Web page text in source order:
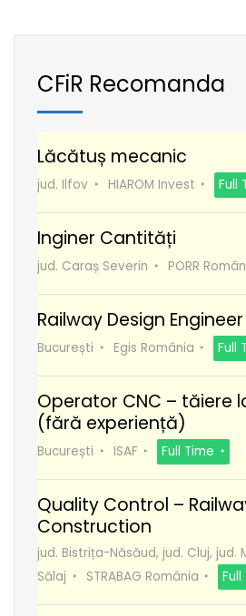
CFiR Recomanda
Lăcătuș mecanic
jud. Ilfov HIAROM Invest Full
Inginer Cantități
jud. Caraș Severin PORR
Railway Design Engineer
București Egis România Full
Operator CNC – tăiere
(fără experiență)
București ISAF Full Time
Quality Control –
Construction
jud. Bistrița-Năsăud, jud. Cluj, jud.
Sălaj
STRABAG România Full